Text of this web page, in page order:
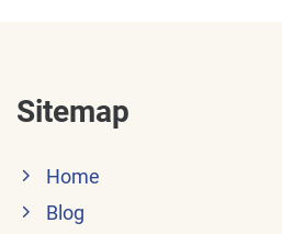
Sitemap
Home
Blog